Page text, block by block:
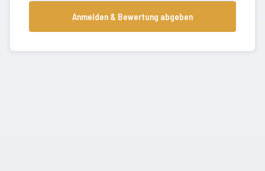
Anmelden & Bewertung abgeben